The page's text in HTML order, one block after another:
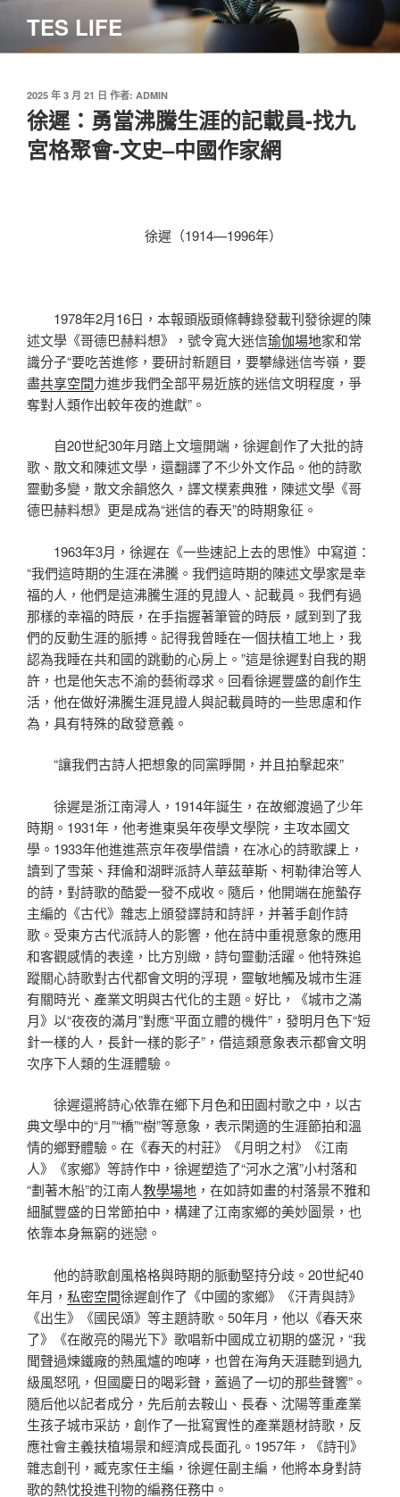
主
TES LIFE
發
佈
於
2025 年 3 月 21 日 作者: ADMIN
徐遲：勇當沸騰生涯的記載員-找九
宮格聚會-文史–中國作家網
徐遲（1914—1996年）
1978年2月16日，本報頭版頭條轉錄發載刊發徐遲的陳
述文學《哥德巴赫料想》，號令寬大迷信瑜伽場地家和常
識分子“要吃苦進修，要研討新題目，要攀緣迷信岑嶺，要
盡共享空間力進步我們全部平易近族的迷信文明程度，爭
奪對人類作出較年夜的進獻”。
自20世紀30年月踏上文壇開端，徐遲創作了大批的詩
歌、散文和陳述文學，還翻譯了不少外文作品。他的詩歌
靈動多變，散文余韻悠久，譯文樸素典雅，陳述文學《哥
德巴赫料想》更是成為“迷信的春天”的時期象征。
1963年3月，徐遲在《一些速記上去的思惟》中寫道：
“我們這時期的生涯在沸騰。我們這時期的陳述文學家是幸
福的人，他們是這沸騰生涯的見證人、記載員。我們有過
那樣的幸福的時辰，在手指握著筆管的時辰，感到到了我
們的反動生涯的脈搏。記得我曾睡在一個扶植工地上，我
認為我睡在共和國的跳動的心房上。”這是徐遲對自我的期
許，也是他矢志不渝的藝術尋求。回看徐遲豐盛的創作生
活，他在做好沸騰生涯見證人與記載員時的一些思慮和作
為，具有特殊的啟發意義。
“讓我們古詩人把想象的同黨睜開，并且拍擊起來”
徐遲是浙江南潯人，1914年誕生，在故鄉渡過了少年
時期。1931年，他考進東吳年夜學文學院，主攻本國文
學。1933年他進進燕京年夜學借讀，在冰心的詩歌課上，
讀到了雪萊、拜倫和湖畔派詩人華茲華斯、柯勒律治等人
的詩，對詩歌的酷愛一發不成收。隨后，他開端在施蟄存
主編的《古代》雜志上頒發譯詩和詩評，并著手創作詩
歌。受東方古代派詩人的影響，他在詩中重視意象的應用
和客觀感情的表達，比方別緻，詩句靈動活躍。他特殊追
蹤關心詩歌對古代都會文明的浮現，靈敏地觸及城市生涯
有關時光、產業文明與古代化的主題。好比，《城市之滿
月》以“夜夜的滿月”對應“平面立體的機件”，發明月色下“短
針一樣的人，長針一樣的影子”，借這類意象表示都會文明
次序下人類的生涯體驗。
徐遲還將詩心依靠在鄉下月色和田園村歌之中，以古
典文學中的“月”“橋”“樹”等意象，表示閑適的生涯節拍和溫
情的鄉野體驗。在《春天的村莊》《月明之村》《江南
人》《家鄉》等詩作中，徐遲塑造了“河水之濱”小村落和
“劃著木船”的江南人教學場地 ，在如詩如畫的村落景不雅和
細膩豐盛的日常節拍中，構建了江南家鄉的美妙圖景，也
依靠本身無窮的迷戀。
他的詩歌創風格格與時期的脈動堅持分歧。20世紀40
年月， 私密空間徐遲創作了《中國的家鄉》《汗青與詩》
《出生》《國民頌》等主題詩歌。50年月，他以《春天來
了》《在敞亮的陽光下》歌唱新中國成立初期的盛況，“我
聞聲過煉鐵廠的熱風爐的咆哮，也曾在海角天涯聽到過九
級風怒吼，但國慶日的喝彩聲，蓋過了一切的那些聲響”。
隨后他以記者成分，先后前去鞍山、長春、沈陽等重產業
生孩子城市采訪，創作了一批寫實性的產業題材詩歌，反
應社會主義扶植場景和經濟成長面孔。1957年，《詩刊》
雜志創刊，臧克家任主編，徐遲任副主編，他將本身對詩
歌的熱忱投進刊物的編務任務中。